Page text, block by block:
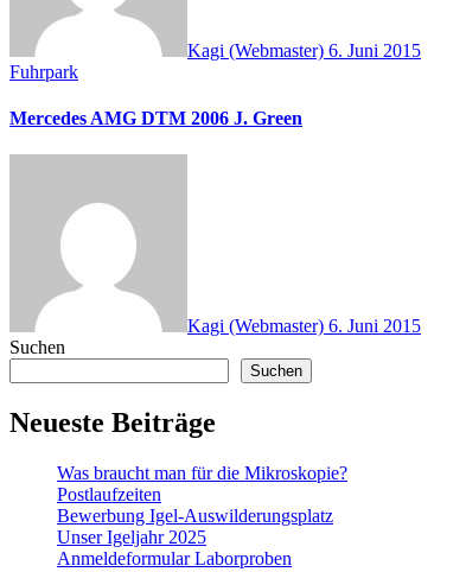
Kagi (Webmaster) 6. Juni 2015
Fuhrpark
Mercedes AMG DTM 2006 J. Green
Kagi (Webmaster) 6. Juni 2015
Suchen
Suchen
Neueste Beiträge
Was braucht man für die Mikroskopie?
Postlaufzeiten
Bewerbung Igel-Auswilderungsplatz
Unser Igeljahr 2025
Anmeldeformular Laborproben